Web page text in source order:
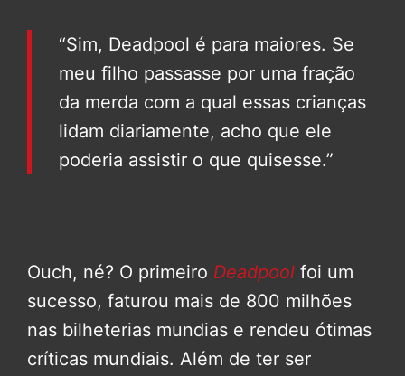
“Sim, Deadpool é para maiores. Se
meu filho passasse por uma fração
da merda com a qual essas crianças
lidam diariamente, acho que ele
poderia assistir o que quisesse.”
Ouch, né? O primeiro Deadpool foi um
sucesso, faturou mais de 800 milhões
nas bilheterias mundias e rendeu ótimas
críticas mundiais. Além de ter ser